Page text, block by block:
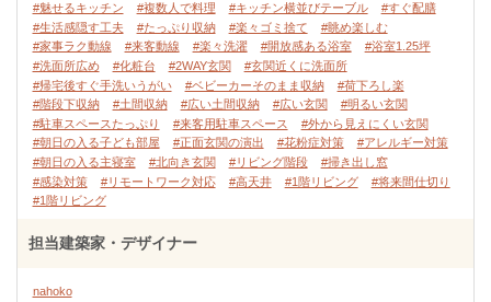
#魅せるキッチン
#複数人で料理 #キッチン横並びテーブル
#すぐ配膳
#生活感隠す工夫
#たっぷり収納 #楽々ゴミ捨て
#眺め楽しむ
#家事ラク動線
#来客動線 #楽々洗濯 #開放感ある浴室
#浴室1.25坪
#洗面所広め
#化粧台 #2WAY玄関
#玄関近くに洗面所
#帰宅後すぐ手洗いうがい
#ベビーカーそのまま収納
#荷下ろし楽
#階段下収納
#土間収納 #広い土間収納 #広い玄関
#明るい玄関
#駐車スペースたっぷり
#来客用駐車スペース
#外から見えにくい玄関
#朝日の入る子ども部屋
#正面玄関の演出 #花粉症対策
#アレルギー対策
#朝日の入る主寝室
#北向き玄関 #リビング階段
#掃き出し窓
#感染対策
#リモートワーク対応 #高天井 #1階リビング
#将来間仕切り
#1階リビング
担当建築家・デザイナー
nahoko